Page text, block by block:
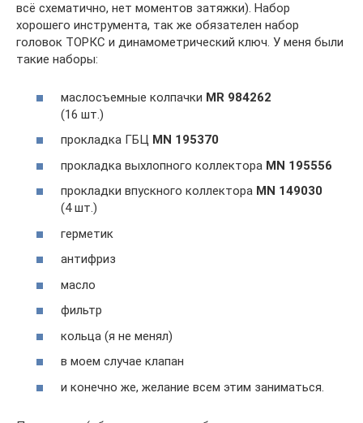
всё схематично, нет моментов затяжки). Набор
хорошего инструмента, так же обязателен набор
головок ТОРКС и динамометрический ключ. У меня были
такие наборы:
маслосъемные колпачки MR 984262
(16 шт.)
прокладка ГБЦ MN 195370
прокладка выхлопного коллектора MN 195556
прокладки впускного коллектора MN 149030
(4 шт.)
герметик
антифриз
масло
фильтр
кольца (я не менял)
в моем случае клапан
и конечно же, желание всем этим заниматься.